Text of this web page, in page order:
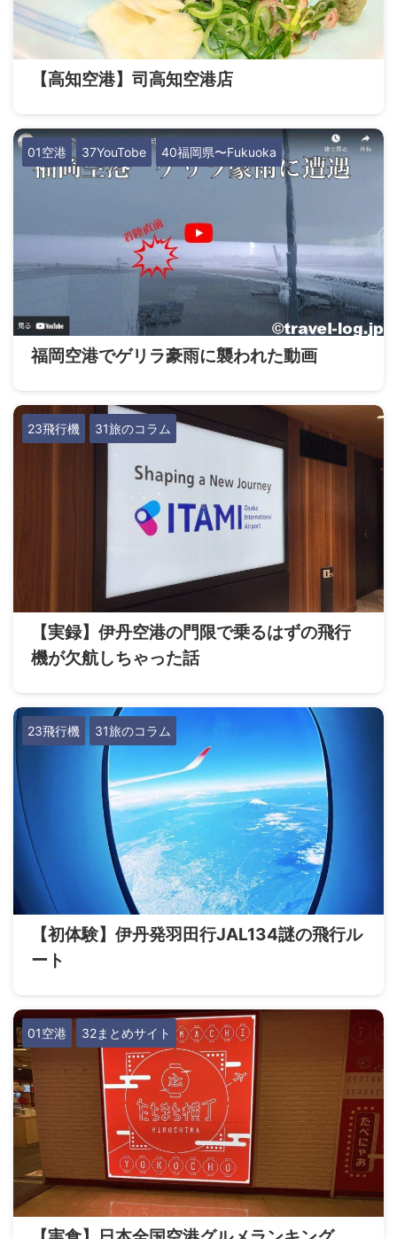
【高知空港】司高知空港店
01空港 37YouTobe 40福岡県〜Fukuoka
福岡空港でゲリラ豪雨に襲われた動画
23飛行機 31旅のコラム
【実録】伊丹空港の門限で乗るはずの飛行
機が欠航しちゃった話
23飛行機 31旅のコラム
【初体験】伊丹発羽田行JAL134謎の飛行ル
ート
01空港 32まとめサイト